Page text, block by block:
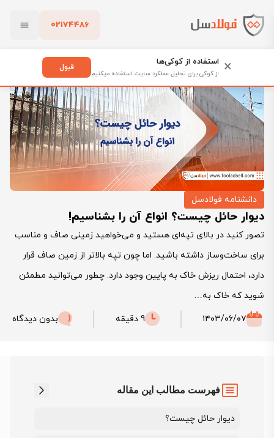
02174486
پاک کردن
فولادسل
دیوار حائل چیست؟ انواع آن را بشناسیم!
دانشنامه فولادسل
دیوار حائل چیست؟ انواع آن را بشناسیم!
تصور کنید در بالای تپه‌ای هستید و می‌خواهید زمینی صاف و مناسب
برای ساخت‌وساز داشته باشید. اما چون تپه بالاتر از زمین صاف قرار
دارد، احتمال ریزش خاک به پایین وجود دارد. چطور می‌توانید مطمئن
شوید که خاک به…
۱۴۰۳/۰۶/۰۷
9 دقیقه بدون دیدگاه
فهرست مطالب این مقاله
دیوار حائل چیست؟
× استفاده از کوکی‌ها
از کوکی برای تحلیل عملکرد سایت استفاده میکنیم
قبول